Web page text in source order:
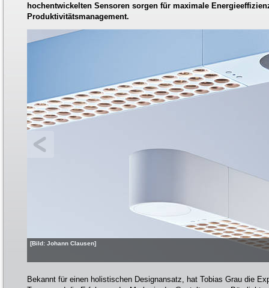
hochentwickelten Sensoren sorgen für maximale
Produktivitätsmanagement.
[Bild: Johann Clausen]
Bekannt für einen holistischen Designansatz, hat Tobias Grau die